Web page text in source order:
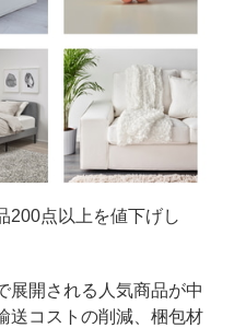
200点以上を値下げし
展開される人気商品が中
送コストの削減、梱包材